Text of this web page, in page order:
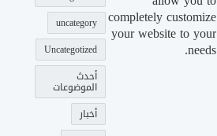
completely customize
your website to your
needs.
uncategory
Uncategotized
أحدث
الموضوعات
أخبار